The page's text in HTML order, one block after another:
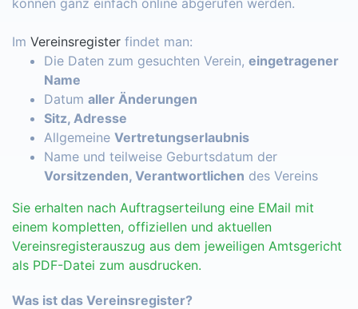
Im Vereinsregister findet man:
Die Daten zum gesuchten Verein, eingetragener
Name
Datum aller Änderungen
Sitz, Adresse
Allgemeine Vertretungserlaubnis
Name und teilweise Geburtsdatum der
Vorsitzenden, Verantwortlichen des Vereins
Sie erhalten nach Auftragserteilung eine EMail mit
einem kompletten, offiziellen und aktuellen
Vereinsregisterauszug aus dem jeweiligen Amtsgericht
als PDF-Datei zum ausdrucken.
Was ist das Vereinsregister?